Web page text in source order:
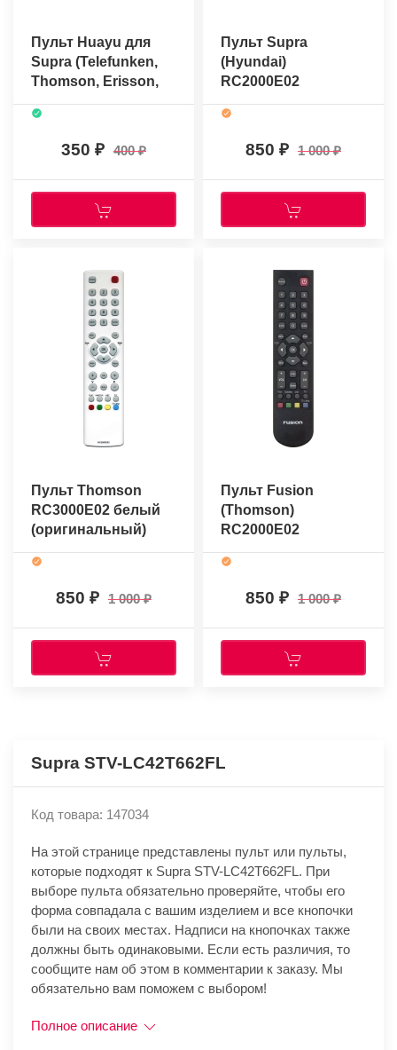
Пульт Huayu для
Supra (Telefunken,
Thomson, Erisson,
Fusion, Mystery)
RC2000E02
350 400
Пульт Supra
(Hyundai)
RC2000E02
(RC3000E02)
(оригинальный)
850 1 000
Пульт Thomson
RC3000E02 белый
(оригинальный)
850 1 000
Пульт Fusion
(Thomson)
RC2000E02
(RC3000E02)
(оригинальный)
850 1 000
Supra STV-LC42T662FL
Код товара: 147034
На этой странице представлены пульт или пульты,
которые подходят к Supra STV-LC42T662FL. При
выборе пульта обязательно проверяйте, чтобы его
форма совпадала с вашим изделием и все кнопочки
были на своих местах. Надписи на кнопочках также
должны быть одинаковыми. Если есть различия, то
сообщите нам об этом в комментарии к заказу. Мы
обязательно вам поможем с выбором!
Полное описание